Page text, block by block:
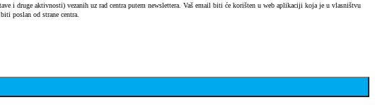
i druge aktivnosti) vezanih uz rad centra putem newslettera. Vaš email biti će korišten u web aplikaciji koja je u vlasništvu
poslan od strane centra.